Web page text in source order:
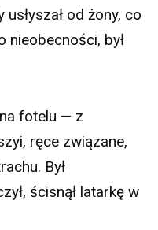
od żony, co
nieobecności, był
fotelu — z
ręce związane,
Był
ścisnął latarkę w